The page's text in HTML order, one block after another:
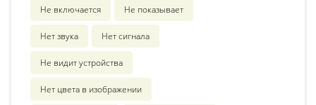
Не включается Не показывает
Нет звука Нет сигнала
Не видит устройства
Нет цвета в изображении